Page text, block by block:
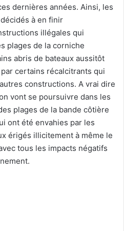
dernières années. Ainsi, les
à en finir
illégales qui
plages de la corniche
abris de bateaux aussitôt
certains récalcitrants qui
constructions. A vrai dire
vont se poursuivre dans les
plages de la bande côtière
ont été envahies par les
érigés illicitement à même le
tous les impacts négatifs